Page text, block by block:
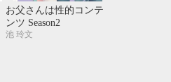
お父さんは性的コンテ
ンツ Season2
池 玲文